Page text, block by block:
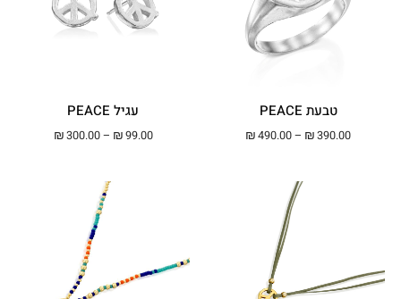
טבעת PEACE
₪390.00
–
₪490.00 טווח מחירים: ⁦₪390.00⁩ עד ⁦₪490.00⁩
עגיל PEACE
₪99.00
–
₪300.00